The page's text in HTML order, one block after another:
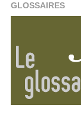
GLOSSAIRES